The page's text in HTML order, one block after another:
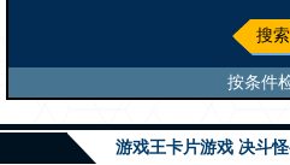
搜索
按条件
游戏王卡片游戏 决斗